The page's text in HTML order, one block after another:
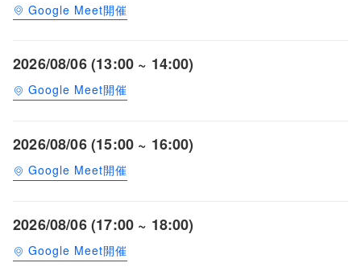
Google Meet開催
2026/08/06 (13:00 ~ 14:00)
Google Meet開催
2026/08/06 (15:00 ~ 16:00)
Google Meet開催
2026/08/06 (17:00 ~ 18:00)
Google Meet開催